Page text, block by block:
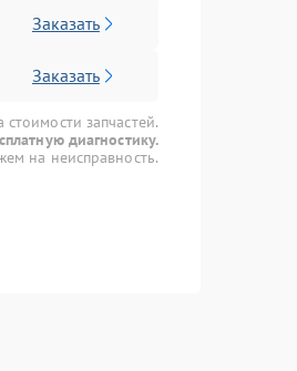
Заказать
Заказать
запчастей.
диагностику.
на неисправность.